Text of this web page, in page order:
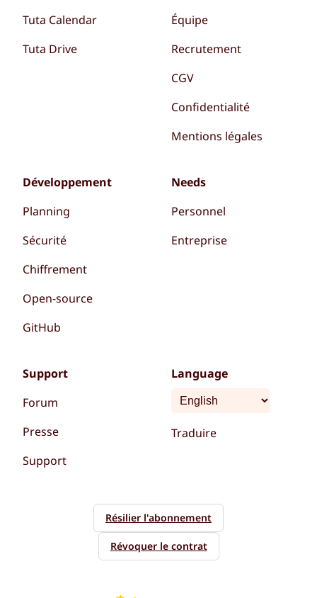
Tuta Calendar
Tuta Drive
Équipe
Recrutement
CGV
Confidentialité
Mentions légales
Développement
Planning
Sécurité
Chiffrement
Open-source
GitHub
Needs
Personnel
Entreprise
Support
Forum
Presse
Support
Language
Traduire
Résilier l'abonnement
Révoquer le contrat